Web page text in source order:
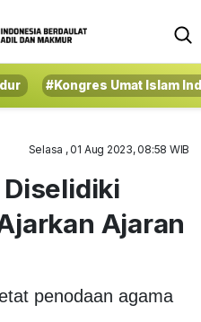
#Kongres Umat Islam
Selasa , 01 Aug 2023, 08:58 WIB
Ajaran
penodaan agama